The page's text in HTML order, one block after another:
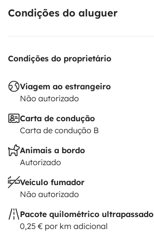
Condições do aluguer
Condições do proprietário
Viagem ao estrangeiro
Não autorizado
Carta de condução
Carta de condução B
Animais a bordo
Autorizado
Veículo fumador
Não autorizado
Pacote quilométrico ultrapassado
0,25 € por km adicional